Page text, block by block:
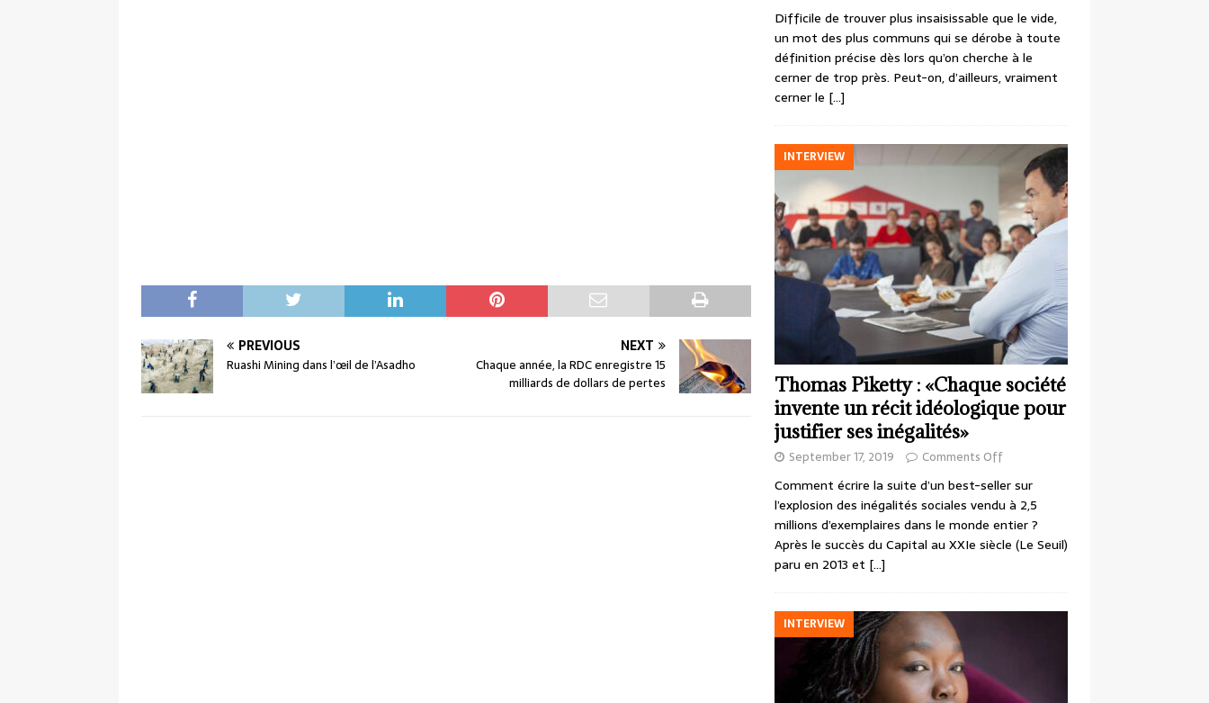
PREVIOUS
Ruashi Mining dans l’œil de l’Asadho
NEXT
Chaque année, la RDC enregistre 15
milliards de dollars de pertes
Difficile de trouver plus insaisissable que le vide,
un mot des plus communs qui se dérobe à toute
définition précise dès lors qu’on cherche à le
cerner de trop près. Peut-on, d’ailleurs, vraiment
cerner le […]
INTERVIEW
Thomas Piketty : «Chaque société
invente un récit idéologique pour
justifier ses inégalités»
September 17, 2019 Comments Off
Comment écrire la suite d’un best-seller sur
l’explosion des inégalités sociales vendu à 2,5
millions d’exemplaires dans le monde entier ?
Après le succès du Capital au XXIe siècle (Le Seuil)
paru en 2013 et […]
INTERVIEW